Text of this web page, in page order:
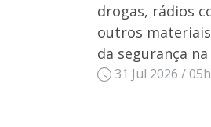
drogas, rádios
outros
da segurança
31 Jul 2026 /